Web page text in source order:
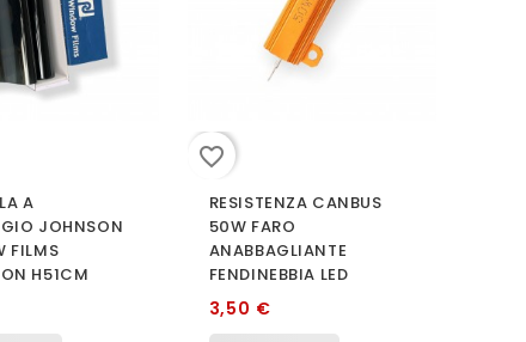
A
JOHNSON
FILMS
H51CM
favorite_border
RESISTENZA CANBUS
50W FARO
ANABBAGLIANTE
FENDINEBBIA LED
3,50 €